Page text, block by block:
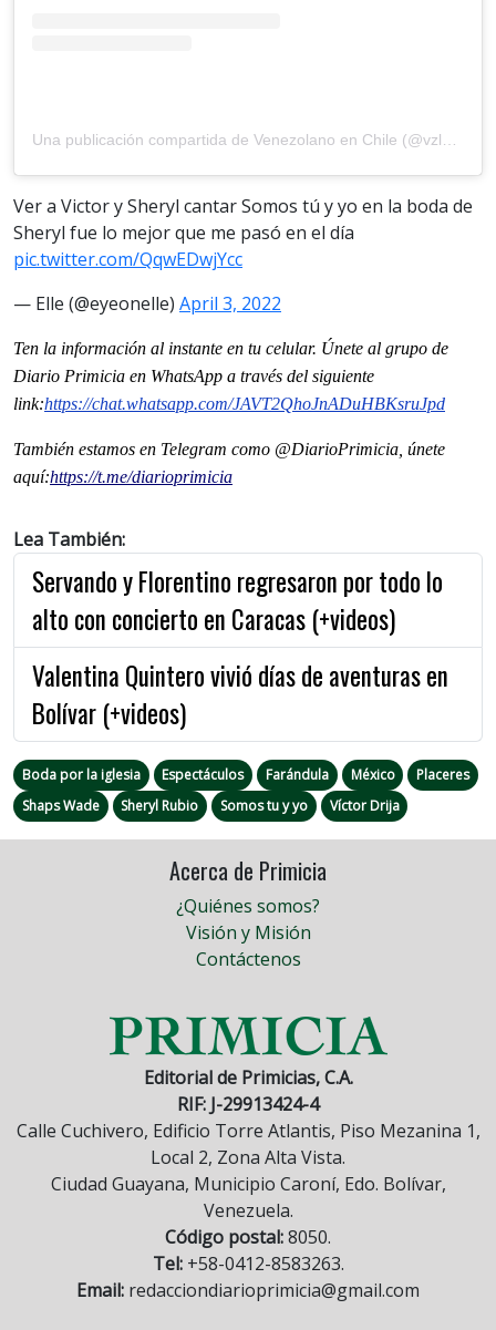
Ver a Victor y Sheryl cantar Somos tú y yo en la boda de
Sheryl fue lo mejor que me pasó en el día
pic.twitter.com/QqwEDwjYcc
— Elle (@eyeonelle) April 3, 2022
Ten la información al instante en tu celular. Únete al grupo de
Diario Primicia en WhatsApp a través del siguiente
link:https://chat.whatsapp.com/JAVT2QhoJnADuHBKsruJpd
También estamos en Telegram como @DiarioPrimicia, únete
aquí:https://t.me/diarioprimicia
Lea También:
Servando y Florentino regresaron por todo lo
alto con concierto en Caracas (+videos)
Valentina Quintero vivió días de aventuras en
Bolívar (+videos)
Boda por la iglesia Espectáculos Farándula México
Placeres
Shaps Wade
Sheryl Rubio Somos tu y yo Víctor Drija
Acerca de Primicia
¿Quiénes somos?
Visión y Misión
Contáctenos
Editorial de Primicias, C.A.
RIF: J-29913424-4
Calle Cuchivero, Edificio Torre Atlantis, Piso Mezanina 1,
Local 2, Zona Alta Vista.
Ciudad Guayana, Municipio Caroní, Edo. Bolívar,
Venezuela.
Código postal:8050.
Tel:+58-0412-8583263.
Email: redacciondiarioprimicia@gmail.com